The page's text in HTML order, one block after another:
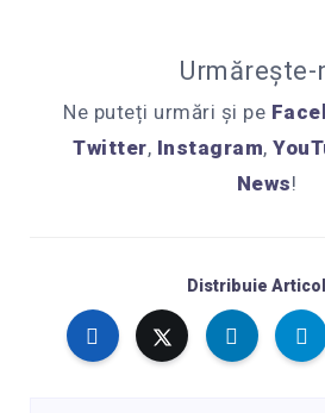
Urmărește-
Ne puteți urmări și pe
Twitter, Instagram,
News!
Distribuie